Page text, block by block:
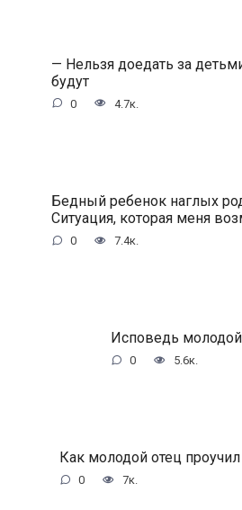
— Нельзя доедать за
будут
0 4.7к.
Бедный ребенок наглых
Ситуация, которая меня
0 7.4к.
Исповедь
0 5.6к.
Как молодой отец
0 7к.